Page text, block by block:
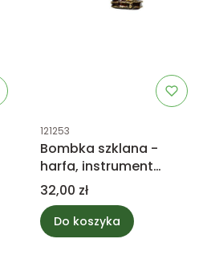
Kod produktu
121253
Bombka szklana -
harfa, instrument
muzyczny
Cena
32,00 zł
Do koszyka